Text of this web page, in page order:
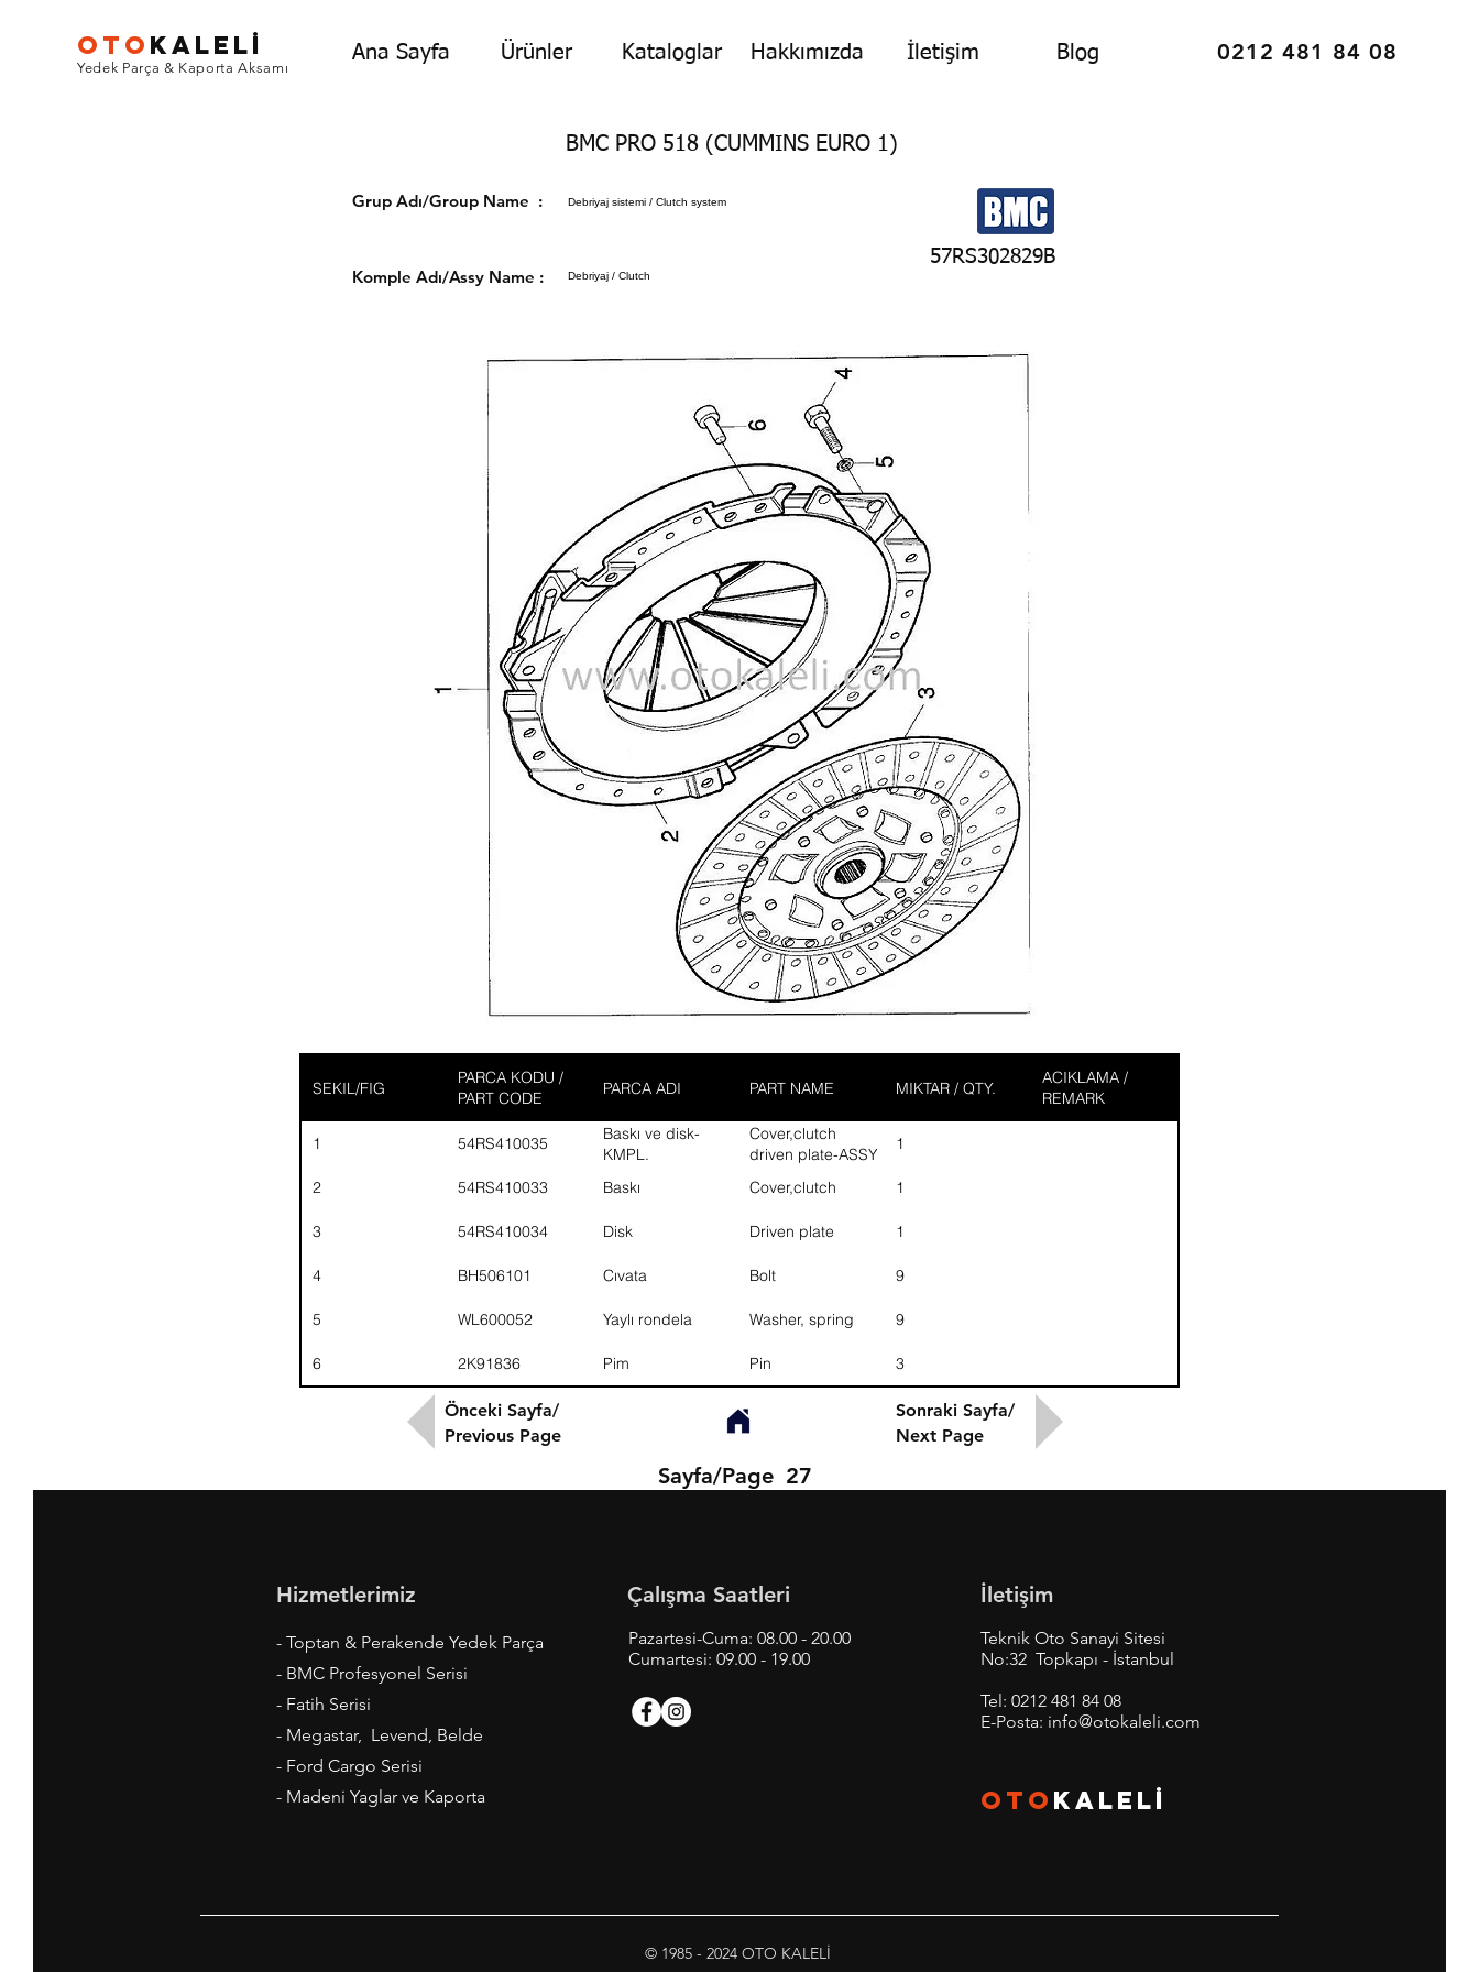
Ana Sayfa Ürünler Kataloglar Hakkımızda İletişim Blog
OTO KALELİ 0212 481 84 08
Yedek Parça & Kaporta Aksamı
BMC PRO 518 (CUMMINS EURO 1)
Grup Adı/Group Name :Debriyaj sistemi / Clutch system
Komple Adı/Assy Name : Debriyaj / Clutch
57RS302829B
SEKIL/FIG
PARCA KODU /
PART CODE
PARCA ADI PART NAME MIKTAR / QTY.
ACIKLAMA /
REMARK
1 54RS410035
Baskı ve disk-
KMPL.
Cover,clutch
driven plate-ASSY
1
2 54RS410033 Baskı Cover,clutch 1
3 54RS410034 Disk Driven plate 1
4 BH506101 Cıvata Bolt 9
5 WL600052 Yaylı rondela Washer, spring 9
6 2K91836 Pim Pin 3
Önceki Sayfa/
Previous Page
Sonraki Sayfa/
Next Page
Sayfa/Page 27
Hizmetlerimiz
- Toptan & Perakende Yedek Parça
- BMC Profesyonel Serisi
- Fatih Serisi
- Megastar, Levend, Belde
- Ford Cargo Serisi
- Madeni Yaglar ve Kaporta
Çalışma Saatleri
Pazartesi-Cuma: 08.00 - 20.00
Cumartesi: 09.00 - 19.00
İletişim
Teknik Oto Sanayi Sitesi
No:32 Topkapı - İstanbul
Tel: 0212 481 84 08
E-Posta: info@otokaleli.com
OTO KALELİ
© 1985 - 2024 OTO KALELİ